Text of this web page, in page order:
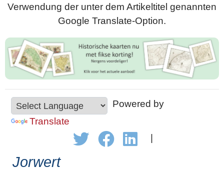
Verwendung der unter dem Artikeltitel genannten
Google Translate-Option.
Powered by
Translate
Jorwert